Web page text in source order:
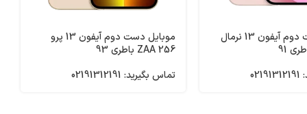
موبایل دست دوم آیفون 13 نرمال
موبایل دست دوم آیفون 13 پرو
256 ZAA باطری 93
تماس بگیرید: 02191312191